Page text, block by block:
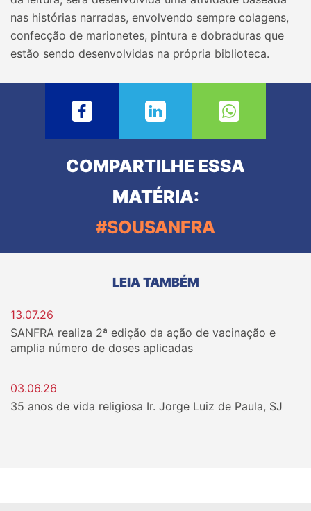
nas histórias narradas, envolvendo sempre colagens,
confecção de marionetes, pintura e dobraduras que
estão sendo desenvolvidas na própria biblioteca.
COMPARTILHE ESSA
MATÉRIA:
#SOUSANFRA
LEIA TAMBÉM
13.07.26
SANFRA realiza 2ª edição da ação de vacinação e
amplia número de doses aplicadas
03.06.26
35 anos de vida religiosa Ir. Jorge Luiz de Paula, SJ